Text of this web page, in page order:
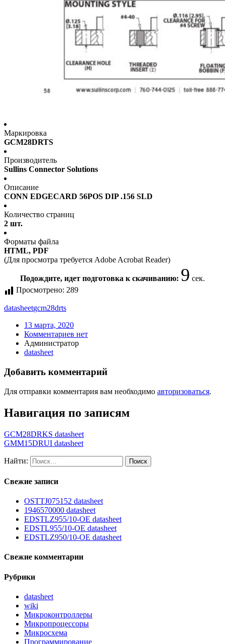
Маркировка
GCM28DRTS
Производитель
Sullins Connector Solutions
Описание
CONN EDGECARD 56POS DIP .156 SLD
Количество страниц
2 шт.
Форматы файла
HTML, PDF
(Для просмотра требуется Adobe Acrobat Reader)
Подождите, идет подготовка к скачиванию: 9 сек.
Просмотрено: 289
datasheetgcm28drts
13 марта, 2020
Комментариев нет
Администратор
datasheet
Добавить комментарий
Для отправки комментария вам необходимо авторизоваться.
Навигация по записям
GCM28DRKS datasheet
GMM15DRUI datasheet
Найти:
Свежие записи
OSTTJ075152 datasheet
1946570000 datasheet
EDSTLZ955/10-OE datasheet
EDSTL955/10-OE datasheet
EDSTLZ950/10-OE datasheet
Свежие комментарии
Рубрики
datasheet
wiki
Микроконтроллеры
Микропроцессоры
Микросхема
Программирование